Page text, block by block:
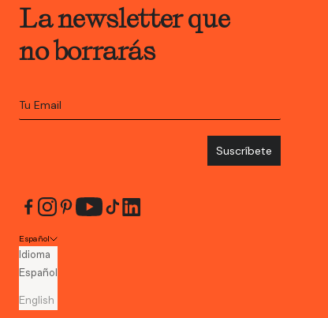
La newsletter que
no borrarás
Suscríbete
Español
Idioma
Español
English